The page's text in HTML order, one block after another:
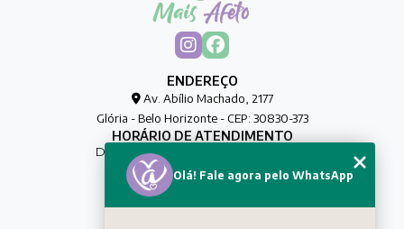
ENDEREÇO
Av. Abílio Machado, 2177
Glória - Belo Horizonte - CEP: 30830-373
HORÁRIO DE ATENDIMENTO
De Segunda à Sexta das 00h às 00h
CONTATO
Olá! Fale agora pelo WhatsApp